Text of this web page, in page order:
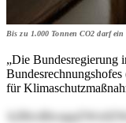
Bis zu 1.000 Tonnen CO2 darf
„Die Bundesregierung
für